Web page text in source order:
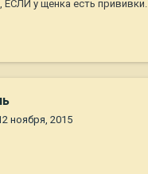
у щенка есть прививки.
ноября, 2015